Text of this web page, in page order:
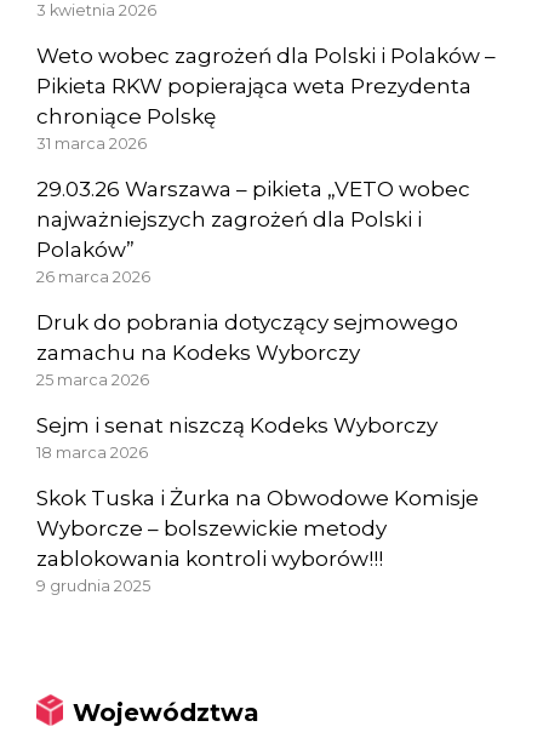
3 kwietnia 2026
Weto wobec zagrożeń dla Polski i Polaków –
Pikieta RKW popierająca weta Prezydenta
chroniące Polskę
31 marca 2026
29.03.26 Warszawa – pikieta „VETO wobec
najważniejszych zagrożeń dla Polski i
Polaków”
26 marca 2026
Druk do pobrania dotyczący sejmowego
zamachu na Kodeks Wyborczy
25 marca 2026
Sejm i senat niszczą Kodeks Wyborczy
18 marca 2026
Skok Tuska i Żurka na Obwodowe Komisje
Wyborcze – bolszewickie metody
zablokowania kontroli wyborów!!!
9 grudnia 2025
Województwa